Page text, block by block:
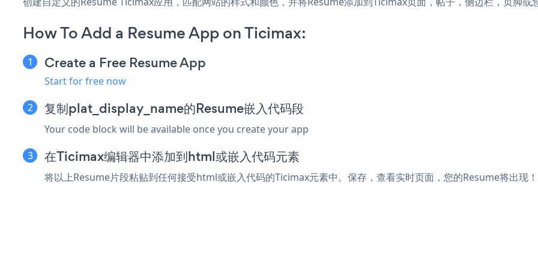
How To Add a Resume App on Ticimax:
Create a Free Resume App
Start for free now
复制plat_display_name的Resume嵌入代码段
Your code block will be available once you create your app
在Ticimax编辑器中添加到html或嵌入代码元素
将以上Resume片段粘贴到任何接受html或嵌入代码的Ticimax元素中。保存，查看实时页面，您的Resume将出现！